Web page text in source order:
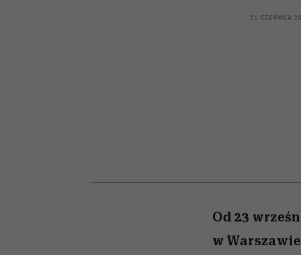
odc. 7]
21 CZERWCA
Od 23
w